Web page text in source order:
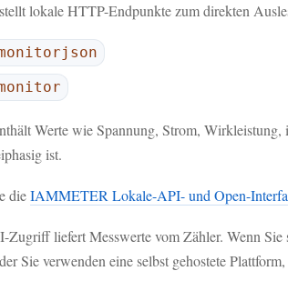
lokale HTTP-Endpunkte zum direkten
Werte wie Spannung, Strom, Wirkleistung,
ist.
dieIAMMETER Lokale-API- und Open-
liefert Messwerte vom Zähler. Wenn
Sie verwenden eine selbst gehostete